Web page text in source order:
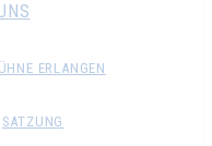
ERLANGEN
SATZUNG